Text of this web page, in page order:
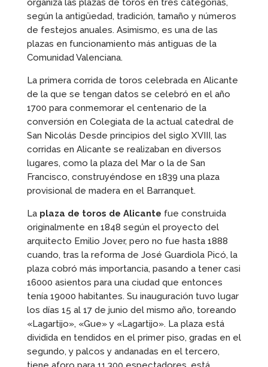
organiza las plazas de toros en tres categorías,
según la antigüedad, tradición, tamaño y números
de festejos anuales. Asimismo, es una de las
plazas en funcionamiento más antiguas de la
Comunidad Valenciana.
La primera corrida de toros celebrada en Alicante
de la que se tengan datos se celebró en el año
1700 para conmemorar el centenario de la
conversión en Colegiata de la actual catedral de
San Nicolás Desde principios del siglo XVIII, las
corridas en Alicante se realizaban en diversos
lugares, como la plaza del Mar o la de San
Francisco, construyéndose en 1839 una plaza
provisional de madera en el Barranquet.
La plaza de toros de Alicante fue construida
originalmente en 1848 según el proyecto del
arquitecto Emilio Jover, pero no fue hasta 1888
cuando, tras la reforma de José Guardiola Picó, la
plaza cobró más importancia, pasando a tener casi
16000 asientos para una ciudad que entonces
tenía 19000 habitantes. Su inauguración tuvo lugar
los días 15 al 17 de junio del mismo año, toreando
«Lagartijo», «Gue» y «Lagartijo». La plaza está
dividida en tendidos en el primer piso, gradas en el
segundo, y palcos y andanadas en el tercero,